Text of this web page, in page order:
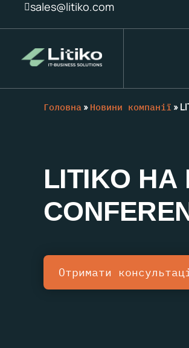
sales@litiko.com
Головна » Новини компанії »
LITIKO НА
Отримати